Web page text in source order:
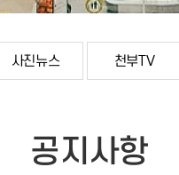
사진뉴스 천부TV
공지사항